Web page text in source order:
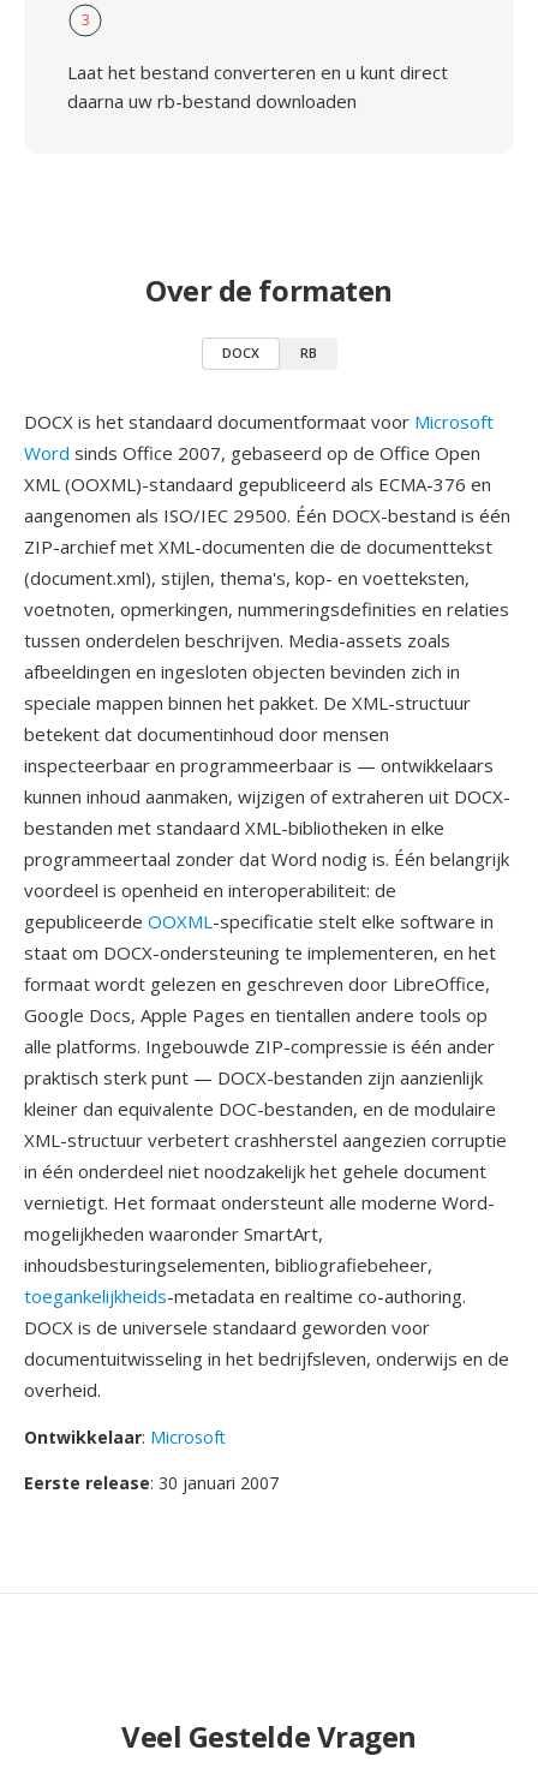
3
Laat het bestand converteren en u kunt direct
daarna uw rb-bestand downloaden
Over de formaten
DOCX RB
DOCX is het standaard documentformaat voor Microsoft
Word sinds Office 2007, gebaseerd op de Office Open
XML (OOXML)-standaard gepubliceerd als ECMA-376 en
aangenomen als ISO/IEC 29500. Één DOCX-bestand is één
ZIP-archief met XML-documenten die de documenttekst
(document.xml), stijlen, thema's, kop- en voetteksten,
voetnoten, opmerkingen, nummeringsdefinities en relaties
tussen onderdelen beschrijven. Media-assets zoals
afbeeldingen en ingesloten objecten bevinden zich in
speciale mappen binnen het pakket. De XML-structuur
betekent dat documentinhoud door mensen
inspecteerbaar en programmeerbaar is — ontwikkelaars
kunnen inhoud aanmaken, wijzigen of extraheren uit DOCX-
bestanden met standaard XML-bibliotheken in elke
programmeertaal zonder dat Word nodig is. Één belangrijk
voordeel is openheid en interoperabiliteit: de
gepubliceerde OOXML-specificatie stelt elke software in
staat om DOCX-ondersteuning te implementeren, en het
formaat wordt gelezen en geschreven door LibreOffice,
Google Docs, Apple Pages en tientallen andere tools op
alle platforms. Ingebouwde ZIP-compressie is één ander
praktisch sterk punt — DOCX-bestanden zijn aanzienlijk
kleiner dan equivalente DOC-bestanden, en de modulaire
XML-structuur verbetert crashherstel aangezien corruptie
in één onderdeel niet noodzakelijk het gehele document
vernietigt. Het formaat ondersteunt alle moderne Word-
mogelijkheden waaronder SmartArt,
inhoudsbesturingselementen, bibliografiebeheer,
toegankelijkheids-metadata en realtime co-authoring.
DOCX is de universele standaard geworden voor
documentuitwisseling in het bedrijfsleven, onderwijs en de
overheid.
Ontwikkelaar: Microsoft
Eerste release: 30 januari 2007
Veel Gestelde Vragen